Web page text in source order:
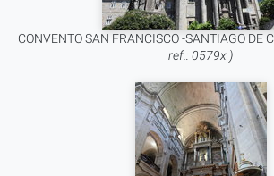
CONVENTO SAN FRANCISCO -SANTIAGO DE
ref.: 0579x )